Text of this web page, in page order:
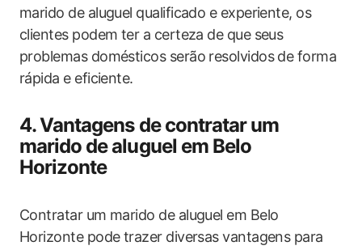
marido de aluguel qualificado e experiente, os
clientes podem ter a certeza de que seus
problemas domésticos serão resolvidos de forma
rápida e eficiente.
4. Vantagens de contratar um
marido de aluguel em Belo
Horizonte
Contratar um marido de aluguel em Belo
Horizonte pode trazer diversas vantagens para